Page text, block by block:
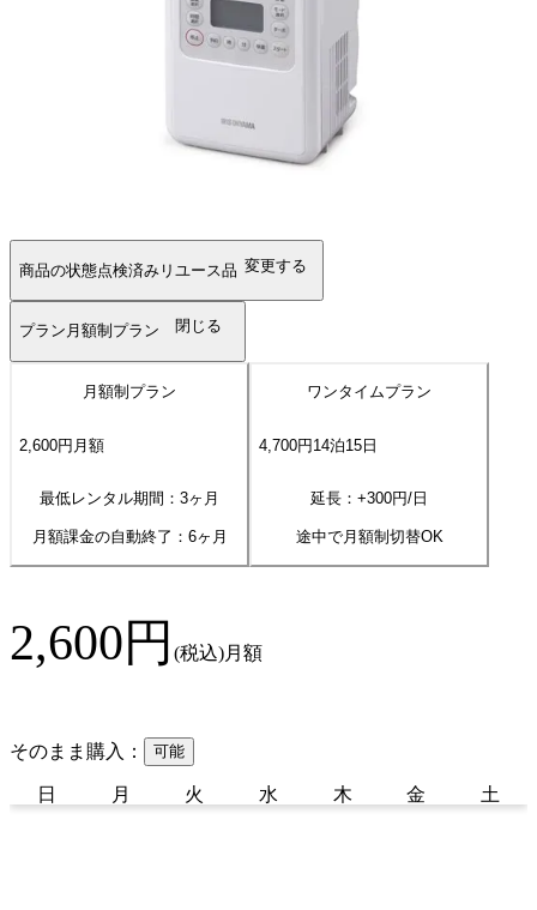
商品の状態点検済みリユース品 変更する
プラン 月額制プラン 閉じる
月額制プラン
2,600円 月額
最低レンタル期間：3ヶ月
月額課金の自動終了： 6ヶ月
ワンタイムプラン
4,700円14泊15日
延長：+300円/日
途中で月額制切替OK
2,600円 (税込)月額
そのまま購入： 可能
日 月 火 水 木 金 土